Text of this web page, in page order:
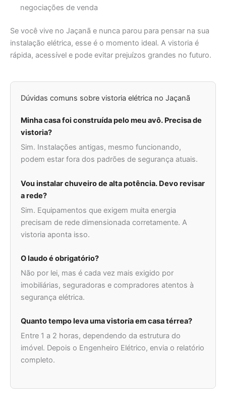
negociações de venda
Se você vive no Jaçanã e nunca parou para pensar na sua
instalação elétrica, esse é o momento ideal. A vistoria é
rápida, acessível e pode evitar prejuízos grandes no futuro.
Dúvidas comuns sobre vistoria elétrica no Jaçanã
Minha casa foi construída pelo meu avô. Precisa de
vistoria?
Sim. Instalações antigas, mesmo funcionando,
podem estar fora dos padrões de segurança atuais.
Vou instalar chuveiro de alta potência. Devo revisar
a rede?
Sim. Equipamentos que exigem muita energia
precisam de rede dimensionada corretamente. A
vistoria aponta isso.
O laudo é obrigatório?
Não por lei, mas é cada vez mais exigido por
imobiliárias, seguradoras e compradores atentos à
segurança elétrica.
Quanto tempo leva uma vistoria em casa térrea?
Entre 1 a 2 horas, dependendo da estrutura do
imóvel. Depois o Engenheiro Elétrico, envia o relatório
completo.